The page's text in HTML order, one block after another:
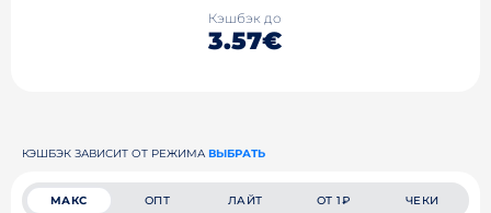
Кэшбэк до
3.57€
КЭШБЭК ЗАВИСИТ ОТ РЕЖИМА ВЫБРАТЬ
МАКС ОПТ ЛАЙТ ОТ 1₽ ЧЕКИ